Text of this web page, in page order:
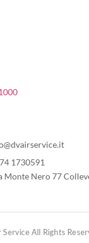
1730591
Monte Nero 77
All Rights